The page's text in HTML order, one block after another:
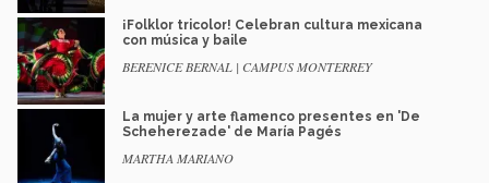
¡Folklor tricolor! Celebran cultura mexicana
con música y baile
BERENICE BERNAL | CAMPUS MONTERREY
La mujer y arte flamenco presentes en 'De
Scheherezade' de María Pagés
MARTHA MARIANO